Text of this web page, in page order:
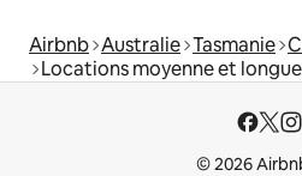
Airbnb Australie Tasmanie
Locations moyenne et
© 2026